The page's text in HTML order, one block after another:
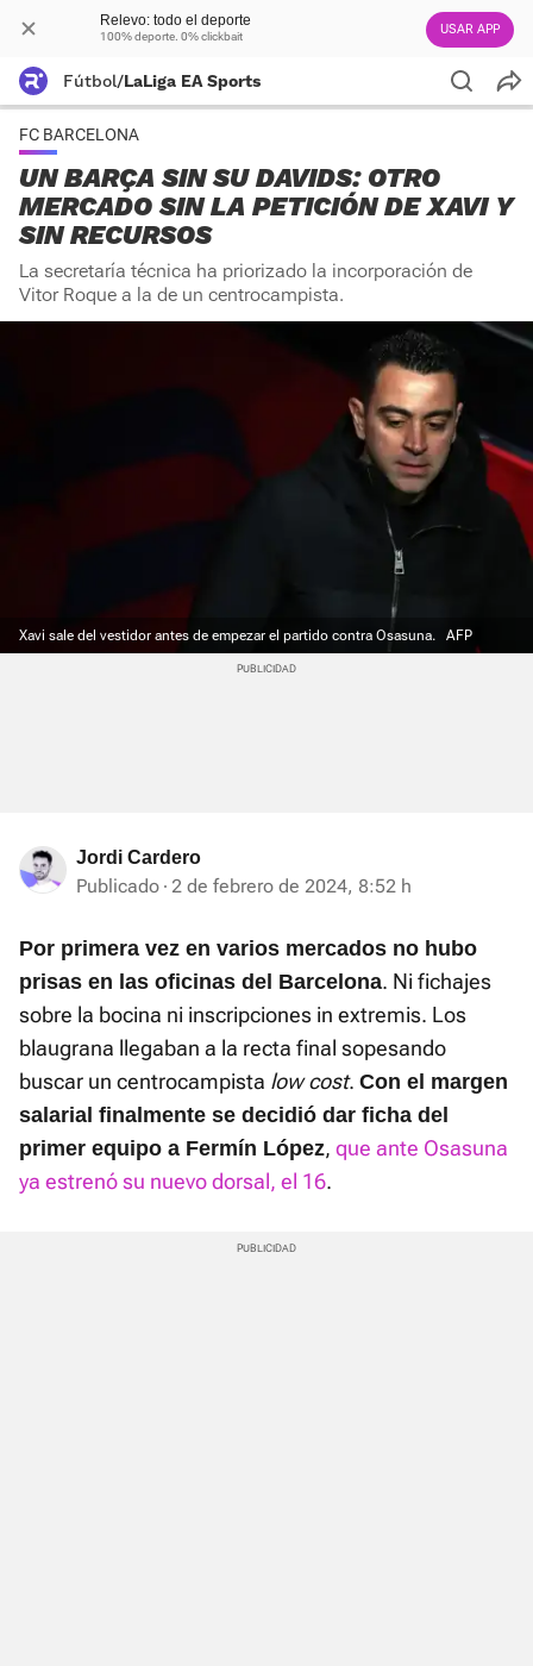
Relevo: todo el deporte
100% deporte. 0% clickbait USAR APP
Fútbol/LaLiga EA Sports
FC BARCELONA
UN BARÇA SIN SU DAVIDS: OTRO
MERCADO SIN LA PETICIÓN DE XAVI Y
SIN RECURSOS
La secretaría técnica ha priorizado la incorporación de
Vitor Roque a la de un centrocampista.
Xavi sale del vestidor antes de empezar el partido contra Osasuna. AFP
Jordi Cardero
Publicado 2 de febrero de 2024, 8:52 h
Por primera vez en varios mercados no hubo
prisas en las oficinas del Barcelona. Ni fichajes
sobre la bocina ni inscripciones in extremis. Los
blaugrana llegaban a la recta final sopesando
buscar un centrocampista low cost. Con el margen
salarial finalmente se decidió dar ficha del
primer equipo a Fermín López, que ante Osasuna
ya estrenó su nuevo dorsal, el 16.